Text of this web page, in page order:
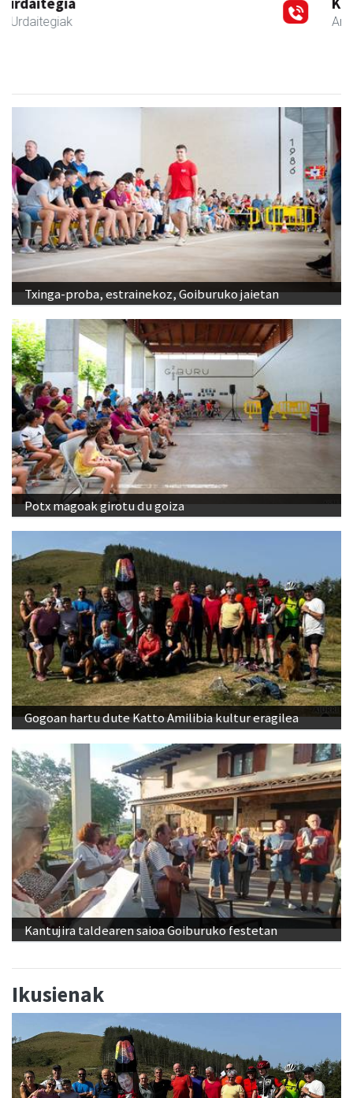
Andoain - Gozotegiak
Txinga-proba, estrainekoz, Goiburuko jaietan
Potx magoak girotu du goiza
Gogoan hartu dute Katto Amilibia kultur eragilea
Kantujira taldearen saioa Goiburuko festetan
Ikusienak